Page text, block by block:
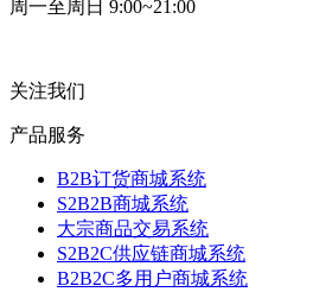
周一至周日 9:00~21:00
关注我们
产品服务
B2B订货商城系统
S2B2B商城系统
大宗商品交易系统
S2B2C供应链商城系统
B2B2C多用户商城系统